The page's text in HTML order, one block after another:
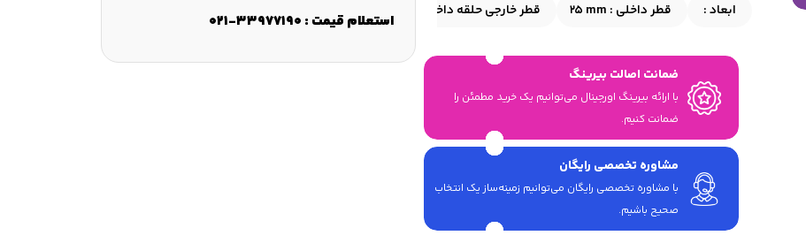
ابعاد : قطر داخلی : 25 mm قطر خارجی حلقه داخلی :
ضمانت اصالت بیرینگ
با ارائه بیرینگ اورجینال می‎‌توانیم یک خرید مطمئن را
ضمانت کنیم.
مشاوره تخصصی رایگان
با مشاوره تخصصی رایگان می‌توانیم زمینه‌ساز یک انتخاب
صحیح باشیم.
استعلام قیمت : 33977190-021